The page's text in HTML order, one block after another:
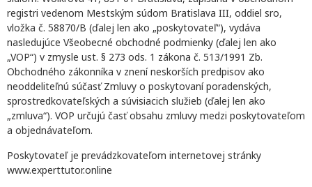
registri vedenom Mestským súdom Bratislava III, oddiel sro,
vložka č. 58870/B (ďalej len ako „poskytovateľ“), vydáva
nasledujúce Všeobecné obchodné podmienky (ďalej len ako
„VOP“) v zmysle ust. § 273 ods. 1 zákona č. 513/1991 Zb.
Obchodného zákonníka v znení neskorších predpisov ako
neoddeliteľnú súčasť Zmluvy o poskytovaní poradenských,
sprostredkovateľských a súvisiacich služieb (ďalej len ako
„zmluva“). VOP určujú časť obsahu zmluvy medzi poskytovateľom
a objednávateľom.
Poskytovateľ je prevádzkovateľom internetovej stránky
www.experttutor.online